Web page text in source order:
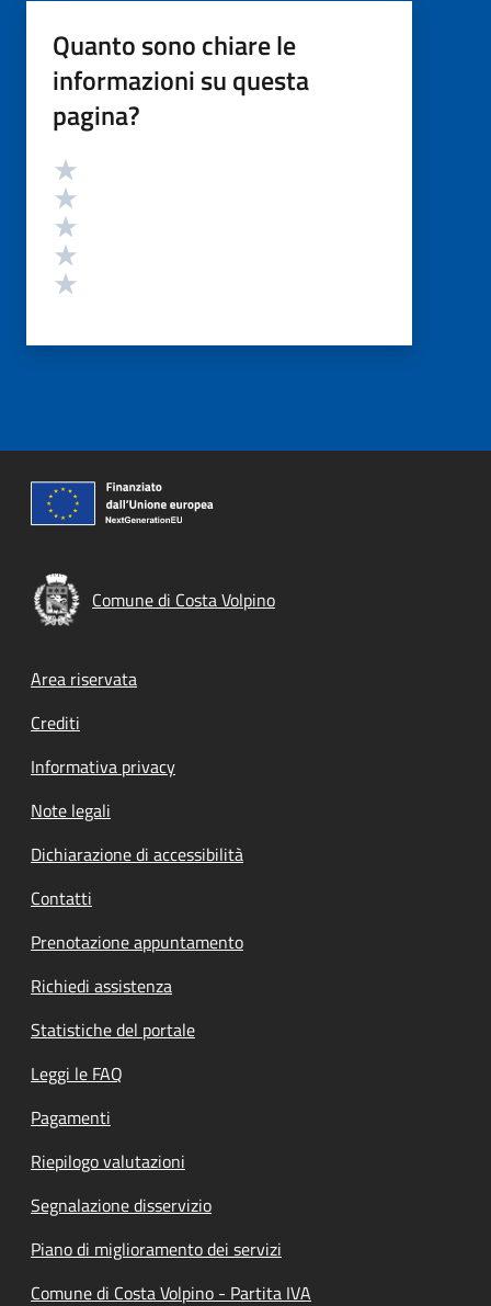
Quanto sono chiare le
informazioni su questa
pagina?
Valutazione
Comune di Costa Volpino
Footer menu
Area riservata
Crediti
Informativa privacy
Note legali
Dichiarazione di accessibilità
Contatti
Prenotazione appuntamento
Richiedi assistenza
Statistiche del portale
Leggi le FAQ
Pagamenti
Riepilogo valutazioni
Segnalazione disservizio
Piano di miglioramento dei servizi
Comune di Costa Volpino - Partita IVA